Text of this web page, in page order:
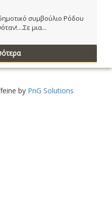
συμβούλιο Ρόδου
μια...
by PnG Solutions